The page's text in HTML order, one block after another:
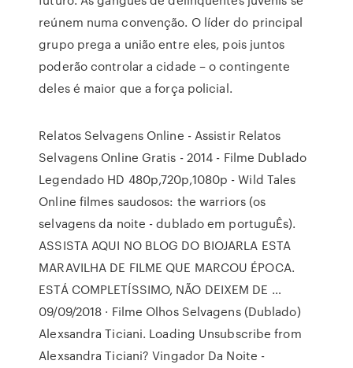
reúnem numa convenção. O líder do principal
grupo prega a união entre eles, pois juntos
poderão controlar a cidade – o contingente
deles é maior que a força policial.
Relatos Selvagens Online - Assistir Relatos
Selvagens Online Gratis - 2014 - Filme Dublado
Legendado HD 480p,720p,1080p - Wild Tales
Online filmes saudosos: the warriors (os
selvagens da noite - dublado em portuguÊs).
ASSISTA AQUI NO BLOG DO BIOJARLA ESTA
MARAVILHA DE FILME QUE MARCOU ÉPOCA.
ESTÁ COMPLETÍSSIMO, NÃO DEIXEM DE …
09/09/2018 · Filme Olhos Selvagens (Dublado)
Alexsandra Ticiani. Loading Unsubscribe from
Alexsandra Ticiani? Vingador Da Noite -